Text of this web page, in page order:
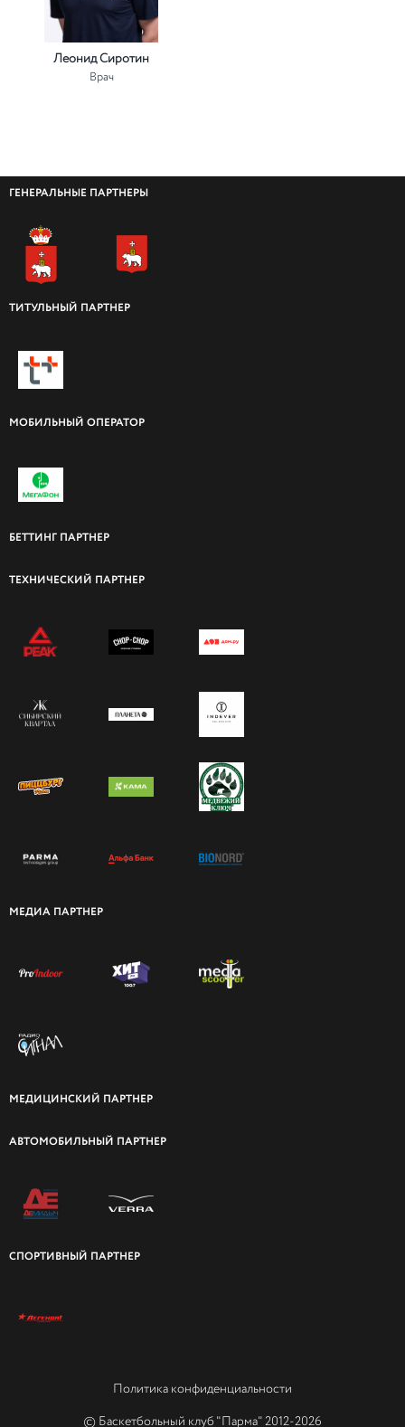
Леонид Сиротин
Врач
ГЕНЕРАЛЬНЫЕ ПАРТНЕРЫ
ТИТУЛЬНЫЙ ПАРТНЕР
МОБИЛЬНЫЙ ОПЕРАТОР
БЕТТИНГ ПАРТНЕР
ТЕХНИЧЕСКИЙ ПАРТНЕР
МЕДИА ПАРТНЕР
МЕДИЦИНСКИЙ ПАРТНЕР
АВТОМОБИЛЬНЫЙ ПАРТНЕР
СПОРТИВНЫЙ ПАРТНЕР
© Баскетбольный клуб "Парма" 2012-2026
Политика конфиденциальности